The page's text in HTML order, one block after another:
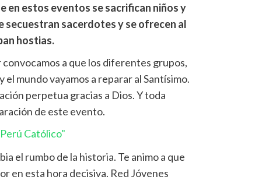
en estos eventos se sacrifican niños y
secuestran sacerdotes y se ofrecen al
hostias.
a que los diferentes grupos,
el mundo vayamos a reparar al Santísimo.
perpetua gracias a Dios. Y toda
de este evento.
Católico"
el rumbo de la historia. Te animo a que
en esta hora decisiva. Red Jóvenes